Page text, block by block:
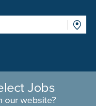
Jobs
our website?